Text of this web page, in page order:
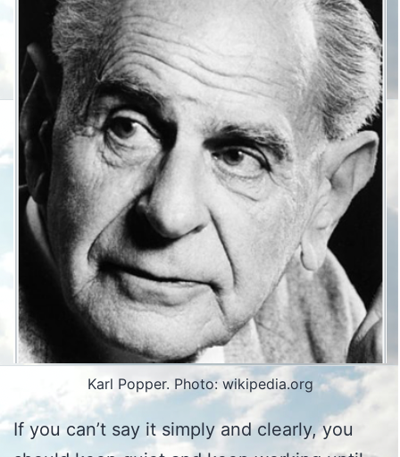
Karl Popper. Photo: wikipedia.org
If you can’t say it simply and clearly, you